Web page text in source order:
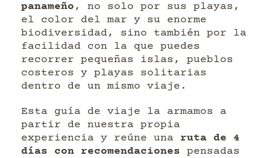
panameño , no solo por sus playas,
el color del mar y su enorme
biodiversidad, sino también por la
facilidad con la que puedes
recorrer pequeñas islas, pueblos
costeros y playas solitarias
dentro de un mismo viaje.
Esta guía de viaje la armamos a
partir de nuestra propia
experiencia y reúne una ruta de 4
días con recomendaciones pensadas